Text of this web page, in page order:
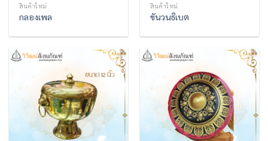
สินค้าใหม่
กลองเพล
สินค้าใหม่
ขันวนธิเบต